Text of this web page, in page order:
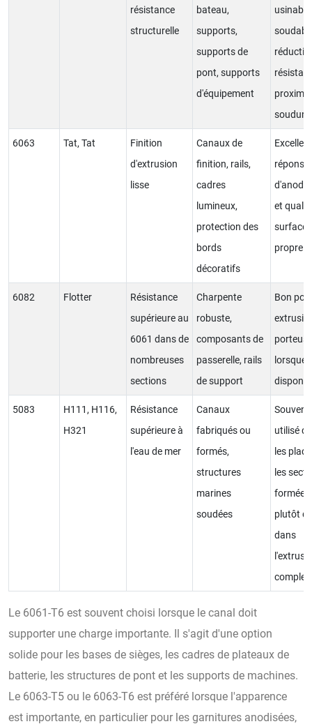
résistance
structurelle
bateau,
supports,
supports de
pont, supports
d'équipement
usinable,
6063 Tat, Tat
Finition
d'extrusion
lisse
Canaux de
finition, rails,
cadres
lumineux,
protection des
bords
décoratifs
réponse
et
surface
propre
6082 Flotter
Résistance
supérieure au
6061 dans de
nombreuses
sections
Charpente
robuste,
composants de
passerelle, rails
de support
Bon
lorsque
5083
H111, H116,
H321
Résistance
supérieure à
l'eau de mer
Canaux
fabriqués ou
formés,
structures
marines
soudées
Souvent
utilisé
les
les
formées
plutôt
dans
Le 6061-T6 est souvent choisi lorsque le canal doit
supporter une charge importante. Il s'agit d'une option
solide pour les bases de sièges, les cadres de plateaux de
batterie, les structures de pont et les supports de machines.
Le 6063-T5 ou le 6063-T6 est préféré lorsque l'apparence
est importante, en particulier pour les garnitures anodisées,